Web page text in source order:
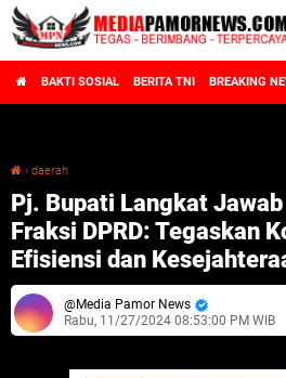
BAKTI SOSIAL BERITA TNI BREAKING
› daerah
Pj. Bupati Langkat
Fraksi DPRD: Tegaskan
Efisiensi dan
Media Pamor News
Rabu, 11/27/2024 08:53:00 PM WIB